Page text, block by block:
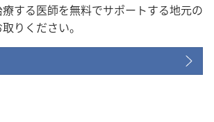
開
する医師を無料でサポートする地元の
りください。